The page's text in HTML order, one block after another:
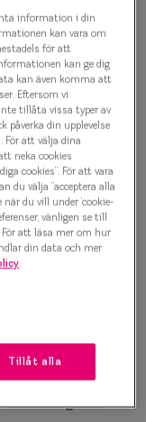
Taberg
Trender
Storleksguide
information i din
kan vara om
för att
kan ge dig
kan även komma att
Eftersom vi
tillåta vissa typer av
påverka din upplevelse
För att välja dina
neka cookies
cookies”. För att vara
du välja ”acceptera alla
du vill under ’cookie-
vänligen se till
att läsa mer om hur
din data och mer
Tillåt alla